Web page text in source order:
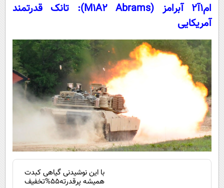
ام1آ2 آبرامز (M1A2 Abrams): تانک قدرتمند
آمریکایی
با این نوشیدنی گیاهی کبدت
همیشه پرقدرته55%تخفیف